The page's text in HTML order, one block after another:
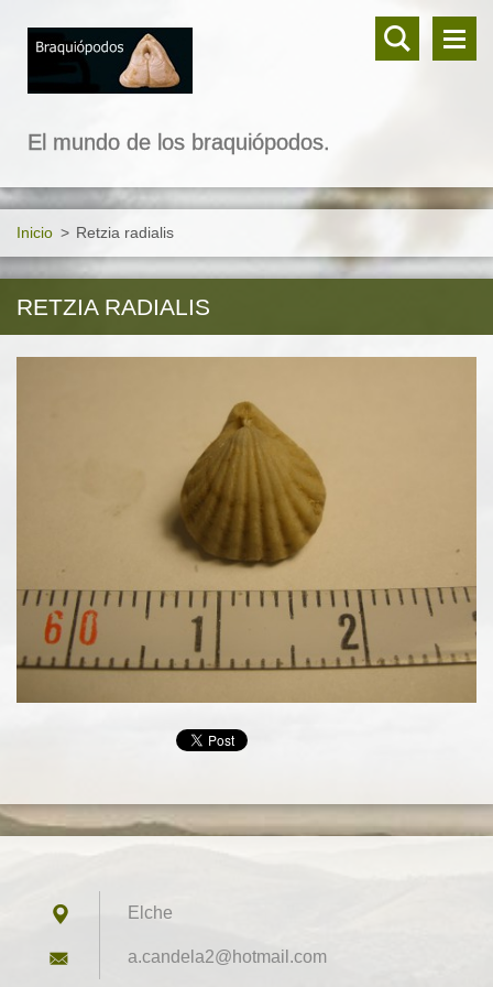
El mundo de los braquiópodos.
Inicio > Retzia radialis
RETZIA RADIALIS
Elche
a.candel a2@hotmail.com